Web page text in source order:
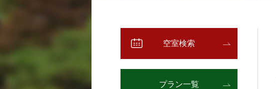
空室検索
プラン一覧